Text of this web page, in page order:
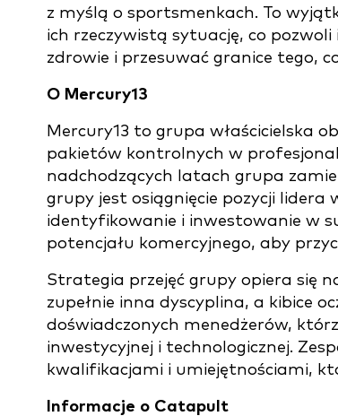
z myślą o sportsmenkach. To
ich rzeczywistą sytuację, co
zdrowie i przesuwać granice tego,
O Mercury13
Mercury13 to grupa właścicielska
pakietów kontrolnych w
nadchodzących latach grupa
grupy jest osiągnięcie pozycji lidera
identyfikowanie i inwestowanie w
potencjału komercyjnego, aby
Strategia przejęć grupy opiera się
zupełnie inna dyscyplina, a kibice
doświadczonych menedżerów,
inwestycyjnej i technologicznej.
kwalifikacjami i umiejętnościami,
Informacje o Catapult